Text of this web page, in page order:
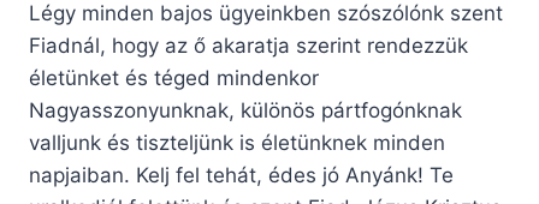
Légy minden bajos ügyeinkben szószólónk szent
Fiadnál, hogy az ő akaratja szerint rendezzük
életünket és téged mindenkor
Nagyasszonyunknak, különös pártfogónknak
valljunk és tiszteljünk is életünknek minden
napjaiban. Kelj fel tehát, édes jó Anyánk! Te